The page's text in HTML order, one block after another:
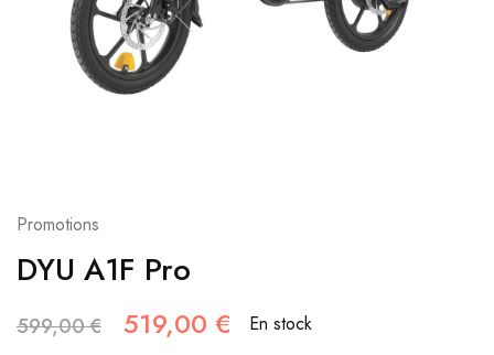
Promotions
DYU A1F Pro
599,00€ 519,00 € En stock